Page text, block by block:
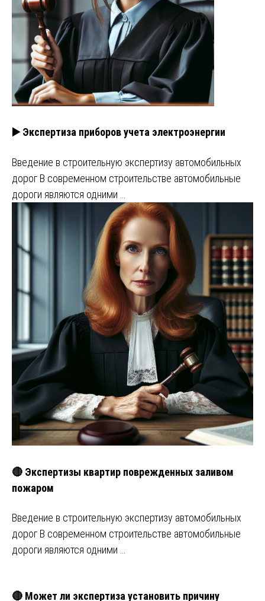
▶️ Экспертиза приборов учета электроэнергии
Введение в строительную экспертизу автомобильных
дорог В современном строительстве автомобильные
дороги являются одними …
🔴 Экспертизы квартир поврежденных заливом
пожаром
Введение в строительную экспертизу автомобильных
дорог В современном строительстве автомобильные
дороги являются одними …
🔴 Может ли экспертиза установить причину